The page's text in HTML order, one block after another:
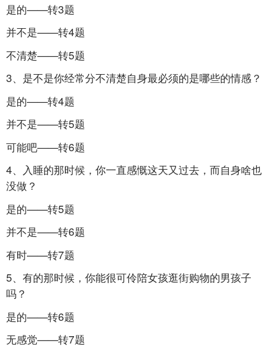
是的——转3题
并不是——转4题
不清楚——转5题
3、是不是你经常分不清楚自身最必须的是哪些的情感？
是的——转4题
并不是——转5题
可能吧——转6题
4、入睡的那时候，你一直感慨这天又过去，而自身啥也
没做？
是的——转5题
并不是——转6题
有时——转7题
5、有的那时候，你能很可伶陪女孩逛街购物的男孩子
吗？
是的——转6题
无感觉——转7题